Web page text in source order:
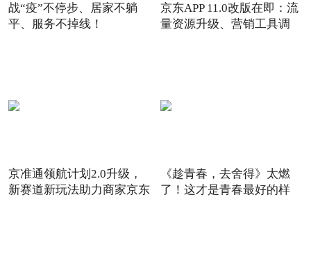
战“疫”不停步、居家不躺
平、服务不掉线！
京东APP 11.0改版在即：流
量资源升级、营销工具调
京准通领航计划2.0升级，
新赛道新玩法助力商家京东
《趁青春，去舍得》太燃
了！这才是青春最好的样